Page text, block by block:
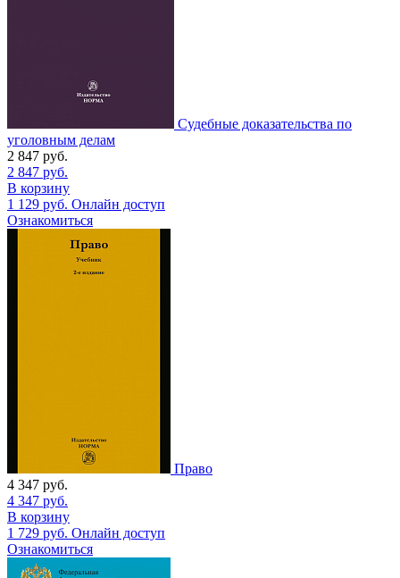
Судебные доказательства по
уголовным делам
2 847 руб.
2 847 руб.
В корзину
1 129 руб. Онлайн доступ
Ознакомиться
Право
4 347 руб.
4 347 руб.
В корзину
1 729 руб. Онлайн доступ
Ознакомиться